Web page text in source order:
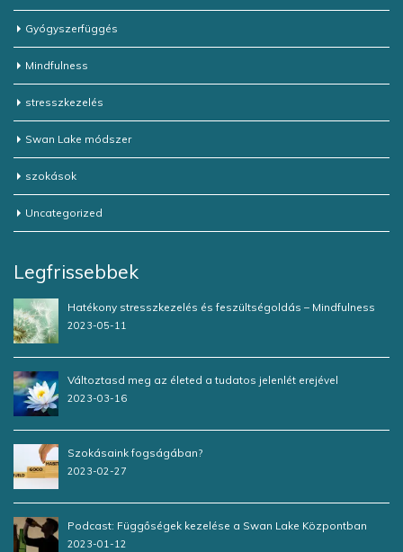
Gyógyszerfüggés
Mindfulness
stresszkezelés
Swan Lake módszer
szokások
Uncategorized
Legfrissebbek
Hatékony stresszkezelés és feszültségoldás – Mindfulness
2023-05-11
Változtasd meg az életed a tudatos jelenlét erejével
2023-03-16
Szokásaink fogságában?
2023-02-27
Podcast: Függőségek kezelése a Swan Lake Központban
2023-01-12